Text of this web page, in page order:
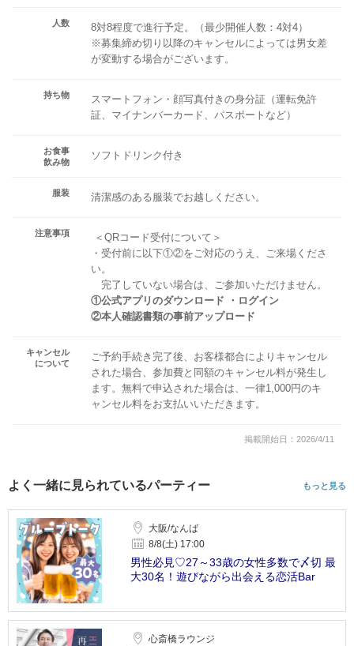
人数
8対8程度で進行予定。（最少開催人数：4対4）
※募集締め切り以降のキャンセルによっては男女差
が変動する場合がございます。
持ち物
スマートフォン・顔写真付きの身分証（運転免許
証、マイナンバーカード、パスポートなど）
お食事
飲み物
ソフトドリンク付き
服装 清潔感のある服装でお越しください。
注意事項
＜QRコード受付について＞
・受付前に以下①②をご対応のうえ、ご来場くださ
い。
完了していない場合は、ご参加いただけません。
①公式アプリのダウンロード ・ログイン
②本人確認書類の事前アップロード
キャンセル
について
ご予約手続き完了後、お客様都合によりキャンセル
された場合、参加費と同額のキャンセル料が発生し
ます。無料で申込された場合は、一律1,000円のキ
ャンセル料をお支払いいただきます。
掲載開始日：2026/4/11
よく一緒に見られているパーティー もっと見る
大阪/なんば
8/8(土) 17:00
男性必見♡27～33歳の女性多数で〆切 最
大30名！遊びながら出会える恋活Bar
心斎橋ラウンジ